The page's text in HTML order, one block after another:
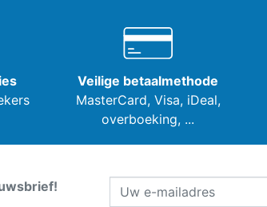
Veilige betaalmethode
MasterCard, Visa, iDeal,
overboeking, ...